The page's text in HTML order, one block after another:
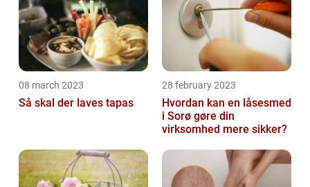
08 march 2023
Så skal der laves tapas
28 february 2023
Hvordan kan en låsesmed
i Sorø gøre din
virksomhed mere sikker?